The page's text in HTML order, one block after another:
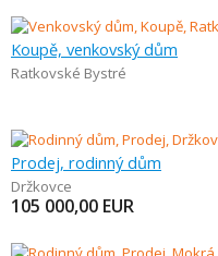
Koupě, venkovský dům
Ratkovské Bystré
Prodej, rodinný dům
Držkovce
105 000,00 EUR